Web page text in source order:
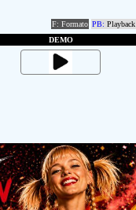
F: Formato PB: Playback
DEMO